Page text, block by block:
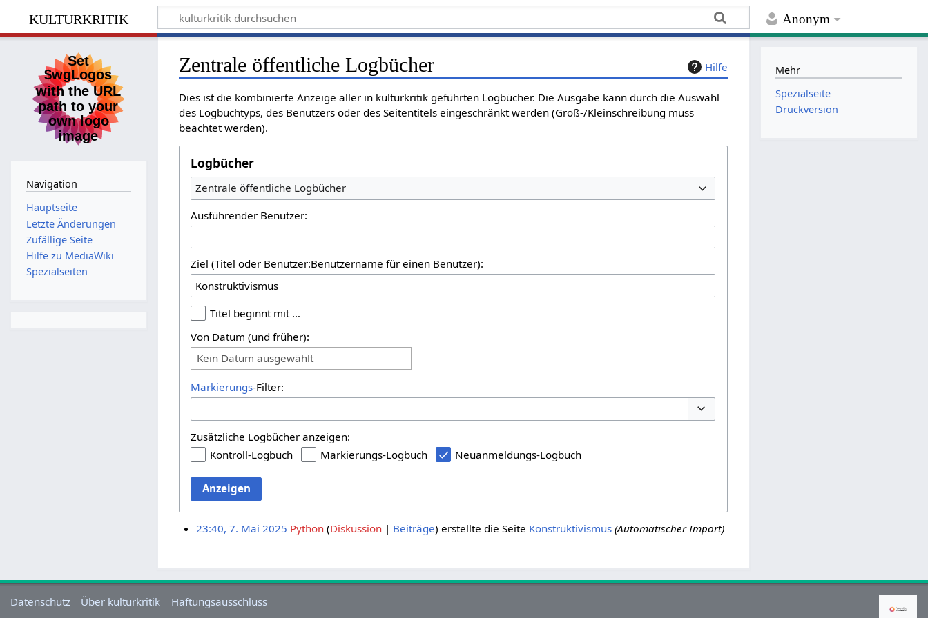
Anonym
kulturkritik
Hilfe
Zentrale öffentliche Logbücher
Dies ist die kombinierte Anzeige aller in kulturkritik geführten Logbücher. Die Ausgabe kann durch die Auswahl
des Logbuchtyps, des Benutzers oder des Seitentitels eingeschränkt werden (Groß-/Kleinschreibung muss
beachtet werden).
Logbücher
Zentrale öffentliche Logbücher
Ausführender Benutzer:
Ziel (Titel oder Benutzer:Benutzername für einen Benutzer):
Titel beginnt mit …
Von Datum (und früher):
Kein Datum ausgewählt
Markierungs-Filter:
Zusätzliche Logbücher anzeigen:
Kontroll-Logbuch
Markierungs-Logbuch Neuanmeldungs-Logbuch
Anzeigen
23:40, 7. Mai 2025 Python Diskussion Beiträge erstellte die Seite Konstruktivismus (Automatischer Import)
Navigation
Hauptseite
Letzte Änderungen
Zufällige Seite
Hilfe zu MediaWiki
Spezialseiten
Mehr
Spezialseite
Druckversion
Datenschutz Über kulturkritik Haftungsausschluss